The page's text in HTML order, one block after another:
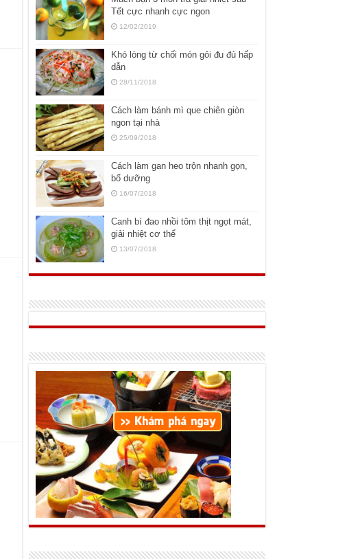
Tết cực nhanh cực ngon
12/02/2019
Khó lòng từ chối món gỏi đu đủ hấp
dẫn
28/11/2018
Cách làm bánh mì que chiên giòn
ngon tại nhà
25/09/2018
Cách làm gan heo trộn nhanh gọn,
bổ dưỡng
16/07/2018
Canh bí đao nhồi tôm thịt ngọt mát,
giải nhiệt cơ thể
13/07/2018